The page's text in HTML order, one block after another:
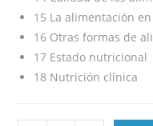
15 La alimentación
16 Otras formas de
17 Estado nutricional
18 Nutrición clínica